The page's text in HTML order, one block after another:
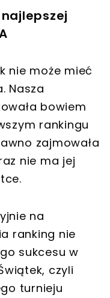
nie może mieć
Nasza
bowiem
rankingu
zajmowała
nie ma jej
na
ranking nie
sukcesu w
czyli
turnieju